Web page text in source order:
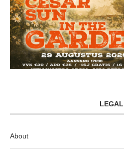
LEGAL
About